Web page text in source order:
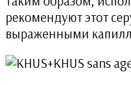
рекомендуют этот
выраженными